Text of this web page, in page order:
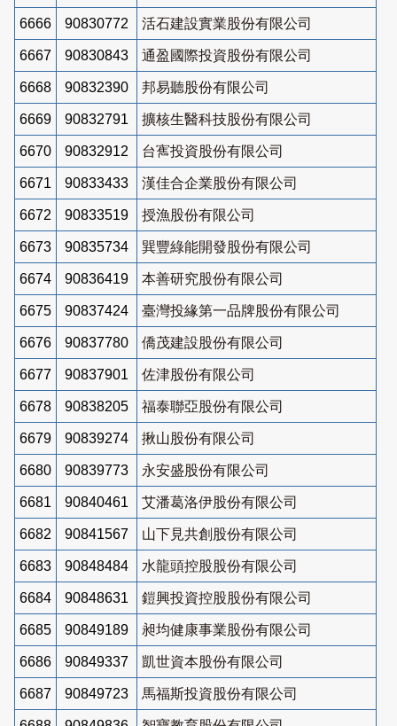
6666 90830772 活石建設實業股份有限公司
6667 90830843 通盈國際投資股份有限公司
6668 90832390 邦易聽股份有限公司
6669 90832791 擴核生醫科技股份有限公司
6670 90832912 台寯投資股份有限公司
6671 90833433 漢佳合企業股份有限公司
6672 90833519 授漁股份有限公司
6673 90835734 巽豐綠能開發股份有限公司
6674 90836419 本善研究股份有限公司
6675 90837424 臺灣投緣第一品牌股份有限公司
6676 90837780 僑茂建設股份有限公司
6677 90837901 佐津股份有限公司
6678 90838205 福泰聯亞股份有限公司
6679 90839274 揪山股份有限公司
6680 90839773 永安盛股份有限公司
6681 90840461 艾潘葛洛伊股份有限公司
6682 90841567 山下見共創股份有限公司
6683 90848484 水龍頭控股股份有限公司
6684 90848631 鎧興投資控股股份有限公司
6685 90849189 昶均健康事業股份有限公司
6686 90849337 凱世資本股份有限公司
6687 90849723 馬福斯投資股份有限公司